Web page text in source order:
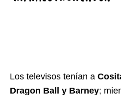
Los televisos tenían a
Dragon Ball y Barney;